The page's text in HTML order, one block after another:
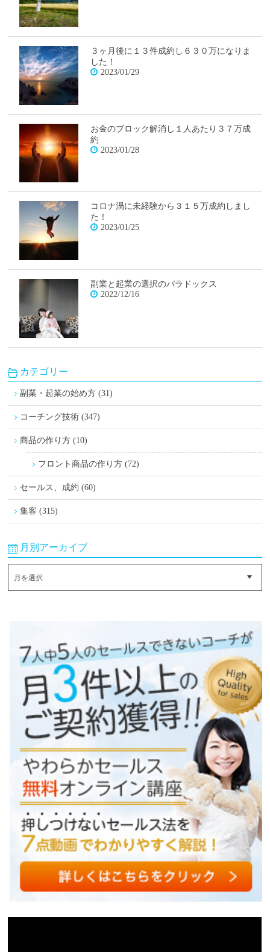
３ヶ月後に１３件成約し６３０万になりま
した！
2023/01/29
お金のブロック解消し１人あたり３７万成
約
2023/01/28
コロナ渦に未経験から３１５万成約しまし
た！
2023/01/25
副業と起業の選択のパラドックス
2022/12/16
カテゴリー
副業・起業の始め方 (31)
コーチング技術 (347)
商品の作り方 (10)
フロント商品の作り方 (72)
セールス、成約 (60)
集客 (315)
月別アーカイブ